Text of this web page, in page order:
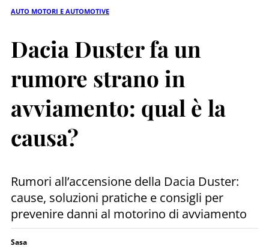
AUTO MOTORI E AUTOMOTIVE
Dacia Duster fa un
rumore strano in
avviamento: qual è la
causa?
Rumori all’accensione della Dacia Duster:
cause, soluzioni pratiche e consigli per
prevenire danni al motorino di avviamento
Sasa